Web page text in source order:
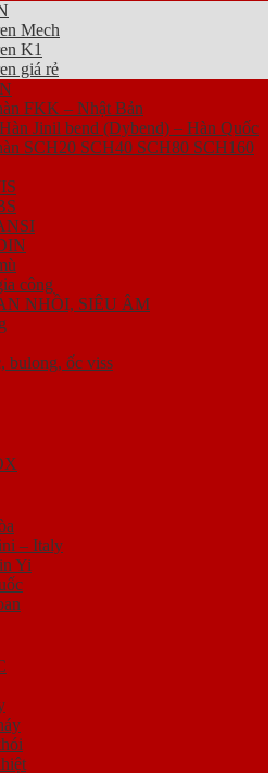
Mech
K1
giá rẻ
FKK – Nhật Bản
Jinil bend (Dybend) – Hàn Quốc
SCH20 SCH40 SCH80 SCH160
công
NHỒI, SIÊU ÂM
bulong, ốc viss
– Italy
Yi